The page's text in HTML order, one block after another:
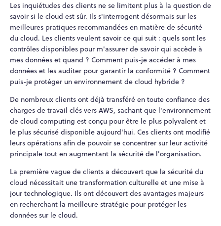
Les inquiétudes des clients ne se limitent plus à la question de
savoir si le cloud est sûr. Ils s'interrogent désormais sur les
meilleures pratiques recommandées en matière de sécurité
du cloud. Les clients veulent savoir ce qui suit : quels sont les
contrôles disponibles pour m'assurer de savoir qui accède à
mes données et quand ? Comment puis-je accéder à mes
données et les auditer pour garantir la conformité ? Comment
puis-je protéger un environnement de cloud hybride ?
De nombreux clients ont déjà transféré en toute confiance des
charges de travail clés vers AWS, sachant que l'environnement
de cloud computing est conçu pour être le plus polyvalent et
le plus sécurisé disponible aujourd'hui. Ces clients ont modifié
leurs opérations afin de pouvoir se concentrer sur leur activité
principale tout en augmentant la sécurité de l'organisation.
La première vague de clients a découvert que la sécurité du
cloud nécessitait une transformation culturelle et une mise à
jour technologique. Ils ont découvert des avantages majeurs
en recherchant la meilleure stratégie pour protéger les
données sur le cloud.